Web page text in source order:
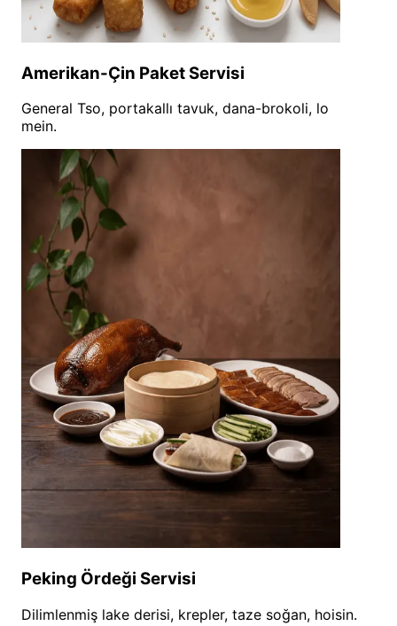
Amerikan-Çin Paket Servisi
General Tso, portakallı tavuk, dana-brokoli, lo
mein.
Peking Ördeği Servisi
Dilimlenmiş lake derisi, krepler, taze soğan, hoisin.